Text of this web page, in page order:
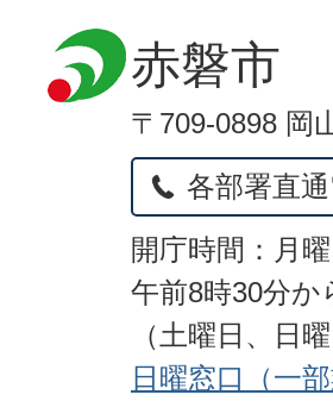
赤磐市
〒709-0898 岡
各部署直
開庁時間：月
午前8時30分か
（土曜日、日
日曜窓口（一